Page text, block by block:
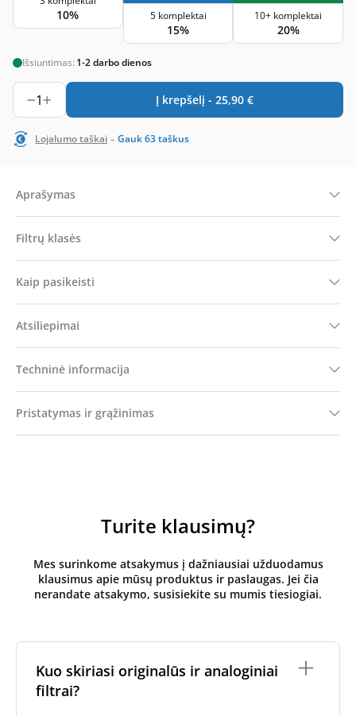
10% 5 komplektai
15%
10+ komplektai
20%
Išsiuntimas: 1-2 darbo dienos
1 Į krepšelį - 25,90 €
Lojalumo taškai - Gauk63taškus
Aprašymas
Filtrų klasės
Kaip pasikeisti
Atsiliepimai
Techninė informacija
Pristatymas ir grąžinimas
Turite klausimų?
Mes surinkome atsakymus į dažniausiai užduodamus
klausimus apie mūsų produktus ir paslaugas. Jei čia
nerandate atsakymo, susisiekite su mumis tiesiogiai.
Kuo skiriasi originalūs ir analoginiai
filtrai?